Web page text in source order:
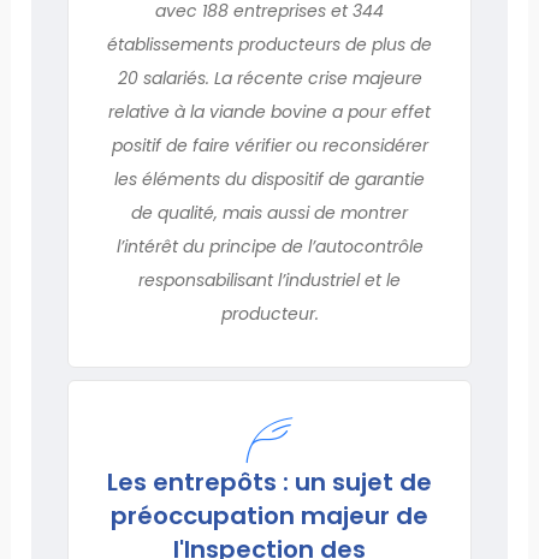
avec 188 entreprises et 344
établissements producteurs de plus de
20 salariés. La récente crise majeure
relative à la viande bovine a pour effet
positif de faire vérifier ou reconsidérer
les éléments du dispositif de garantie
de qualité, mais aussi de montrer
l’intérêt du principe de l’autocontrôle
responsabilisant l’industriel et le
producteur.
Les entrepôts : un sujet de
préoccupation majeur de
l'Inspection des